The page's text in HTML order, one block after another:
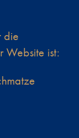
die
Website ist: